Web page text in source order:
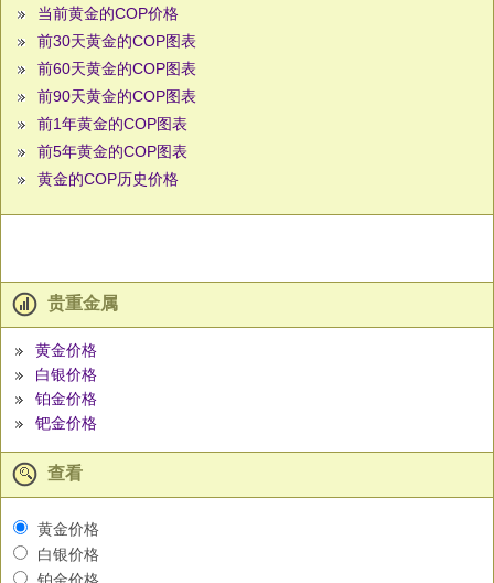
当前黄金的COP价格
前30天黄金的COP图表
前60天黄金的COP图表
前90天黄金的COP图表
前1年黄金的COP图表
前5年黄金的COP图表
黄金的COP历史价格
贵重金属
黄金价格
白银价格
铂金价格
钯金价格
查看
黄金价格
白银价格